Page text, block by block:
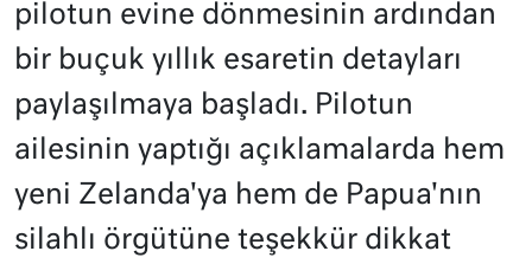
pilotun evine dönmesinin ardından
bir buçuk yıllık esaretin detayları
paylaşılmaya başladı. Pilotun
ailesinin yaptığı açıklamalarda hem
yeni Zelanda'ya hem de Papua'nın
silahlı örgütüne teşekkür dikkat